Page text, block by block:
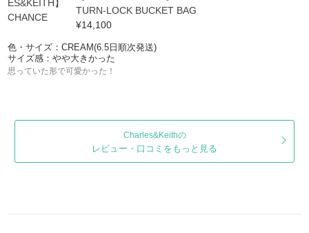
TURN-LOCK BUCKET BAG
¥14,100
色・サイズ：CREAM(6.5日順次発送)
サイズ感：やや大きかった
思っていた形で可愛かった！
Charles&Keithの
レビュー・口コミをもっと見る